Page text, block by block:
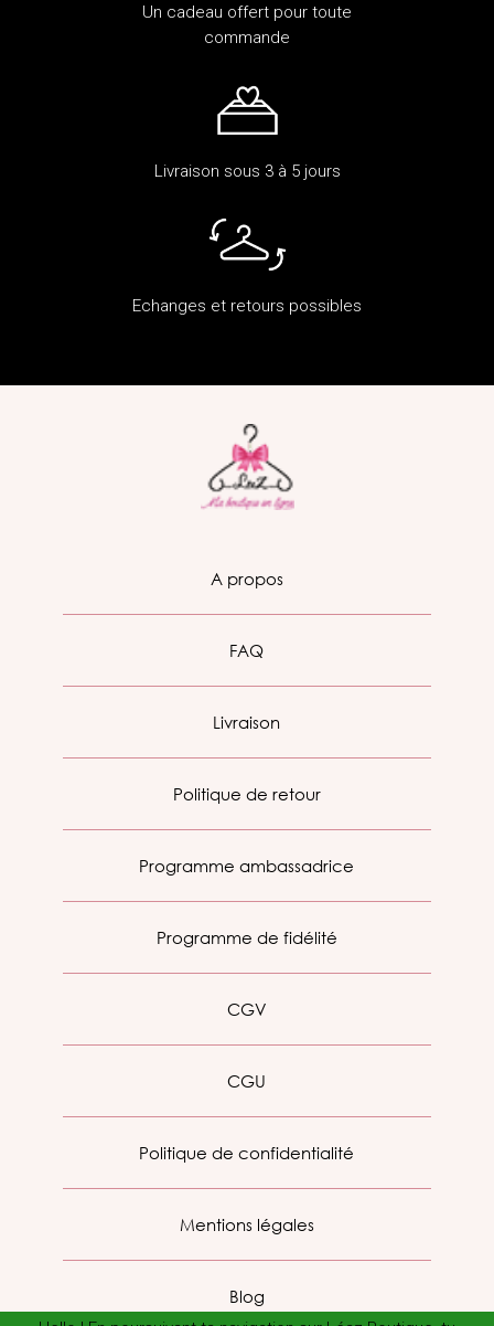
Un cadeau offert pour toute
commande
Livraison sous 3 à 5 jours
Echanges et retours possibles
A propos
FAQ
Livraison
Politique de retour
Programme ambassadrice
Programme de fidélité
CGV
CGU
Politique de confidentialité
Mentions légales
Blog